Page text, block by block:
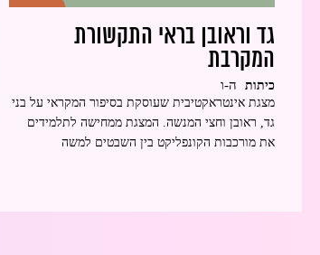
גד וראובן בראי התקשורת
המקרבת
כיתות ה-ו
מצגת אינטראקטיבית שעוסקת בסיפור המקראי על בני
גד, ראובן וחצי המנשה. המצגת ממחישה לתלמידים
את מורכבות הקונפליקט בין השבטים למשה